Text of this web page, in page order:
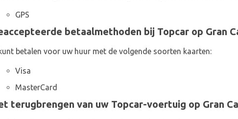
GPS
betaalmethoden bij Topcar op Gran
betalen voor uw huur met de volgende soorten kaarten:
Visa
MasterCard
terugbrengen van uw Topcar-voertuig op Gran